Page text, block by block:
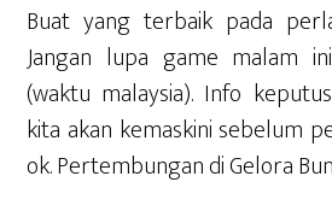
Buat yang terbaik pada
Jangan lupa game malam
(waktu malaysia). Info
kita akan kemaskini sebelum
ok. Pertembungan di Gelora